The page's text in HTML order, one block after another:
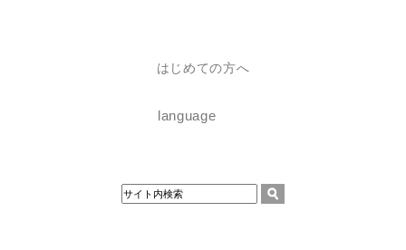
はじめての方へ
language